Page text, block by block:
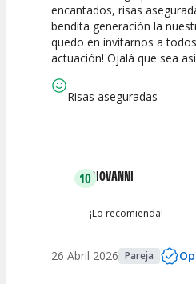
Calidad del
Espectáculo
Puesta en
Escena
encantados, risas
bendita generación la
quedo en invitarnos a
actuación! Ojalá que sea así
Risas aseguradas
10GIOVANNI
¡Lo recomienda!
26 Abril 2026 Pareja